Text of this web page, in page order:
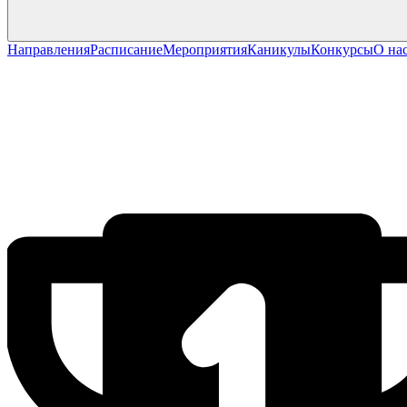
НаправленияРасписаниеМероприятияКаникулыКонкурсыО